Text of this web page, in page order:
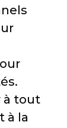
à tout
à la